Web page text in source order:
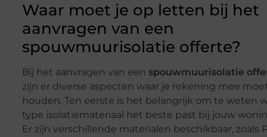
Waar moet je op letten bij het
aanvragen van een
spouwmuurisolatie offerte?
Bij het aanvragen van een spouwmuurisolatie
zijn er diverse aspecten waar je rekening mee
houden. Ten eerste is het belangrijk om te weten
type isolatiemateriaal het beste past bij jouw
Er zijn verschillende materialen beschikbaar, zoals